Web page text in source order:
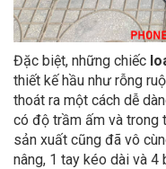
Đặc biệt, những chiếc
thiết kế hầu như rỗng
thoát ra một cách dễ
có độ trầm ấm và trong
sản xuất cũng đã vô
nâng, 1 tay kéo dài và